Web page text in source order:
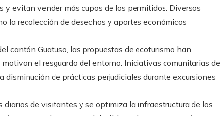
y evitan vender más cupos de los permitidos. Diversos
la recolección de desechos y aportes económicos
cantón Guatuso, las propuestas de ecoturismo han
el resguardo del entorno. Iniciativas comunitarias de
de prácticas perjudiciales durante excursiones
diarios de visitantes y se optimiza la infraestructura de los